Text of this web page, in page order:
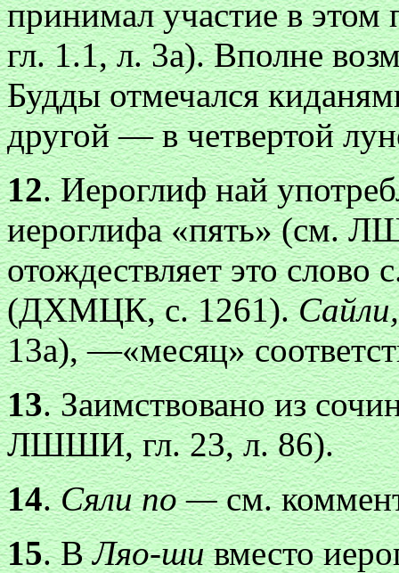
принимал участие в
гл. 1.1, л. 3а). Вполне
Будды отмечался
другой — в четвертой
12. Иероглиф най
иероглифа «пять» (см.
отождествляет это
(ДХМЦК, с. 1261).Сайли,
13а), —«месяц»
13. Заимствовано из
ЛШШИ, гл. 23, л. 86).
14.Сяли по —см.
15. ВЛяо-шивместо